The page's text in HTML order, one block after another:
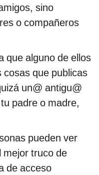
sino
o compañeros
que alguno de ellos
cosas que publicas
un@ antigu@
padre o madre,
pueden ver
mejor truco de
de acceso